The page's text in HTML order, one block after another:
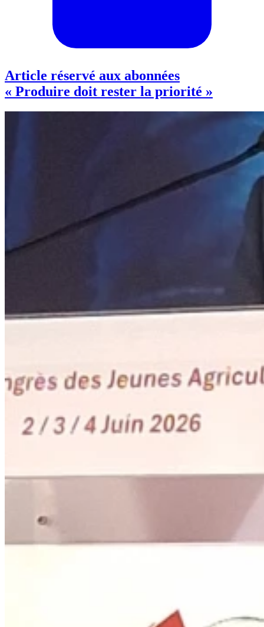
Article réservé aux abonnées
« Produire doit rester la priorité »